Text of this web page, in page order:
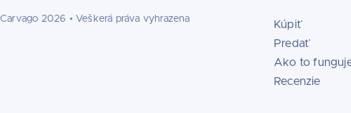
Carvago 2026 • Veškerá práva vyhrazena
Kúpiť
Predať
Ako to
Recenzie